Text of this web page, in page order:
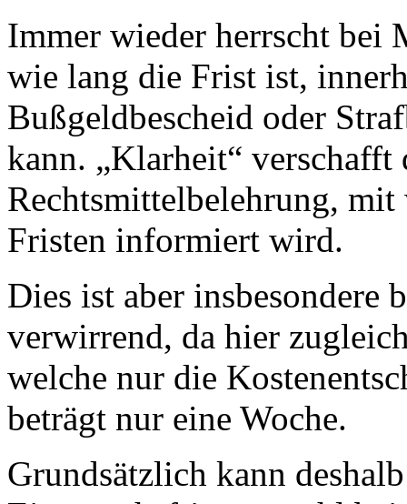
Immer wieder herrscht bei
wie lang die Frist ist,
Bußgeldbescheid oder
kann. „Klarheit“ verschafft
Rechtsmittelbelehrung,
Fristen informiert wird.
Dies ist aber insbesondere
verwirrend, da hier
welche nur die
beträgt nur eine Woche.
Grundsätzlich kann